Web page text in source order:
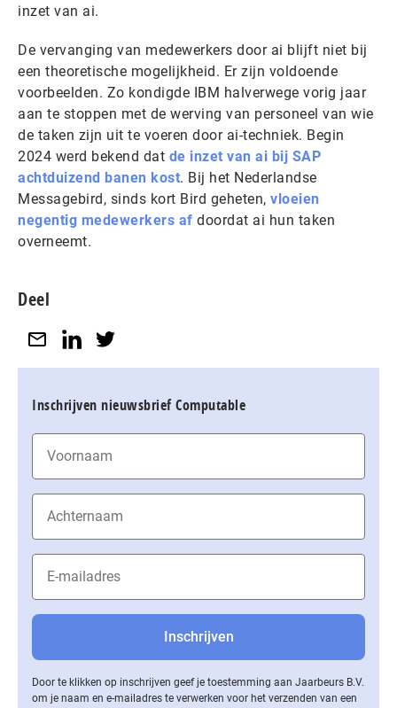
inzet van ai.
De vervanging van medewerkers door ai blijft niet bij
een theoretische mogelijkheid. Er zijn voldoende
voorbeelden. Zo kondigde IBM halverwege vorig jaar
aan te stoppen met de werving van personeel van wie
de taken zijn uit te voeren door ai-techniek. Begin
2024 werd bekend dat de inzet van ai bij SAP
achtduizend banen kost. Bij het Nederlandse
Messagebird, sinds kort Bird geheten, vloeien
negentig medewerkers af doordat ai hun taken
overneemt.
Deel
Inschrijven nieuwsbrief Computable
Door te klikken op inschrijven geef je toestemming aan Jaarbeurs B.V.
om je naam en e-mailadres te verwerken voor het verzenden van een